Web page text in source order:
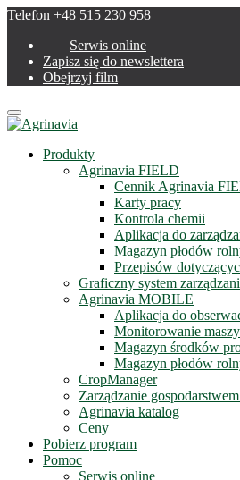
Telefon +48 515 230 958
Serwis online
Zapisz się do newslettera
Obejrzyj film
Menu
Produkty
Agrinavia FIELD
Cennik Agrinavia
Karty pracy
Kontrola chemii
Aplikacja do
Magazyn płodów
Przepisów
Graficzny system
Agrinavia MOBILE
Aplikacja do
Monitorowanie
Magazyn środków
Magazyn płodów
CropManager
Zarządzanie
Agrinavia katalog
Ceny
Pobierz program
Pomoc
Serwis online